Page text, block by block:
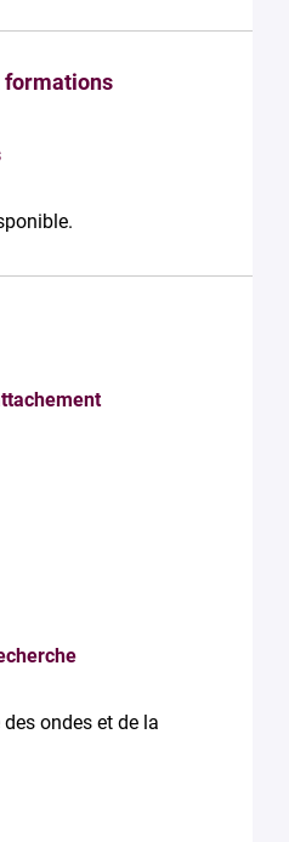
formations
ondes et de la